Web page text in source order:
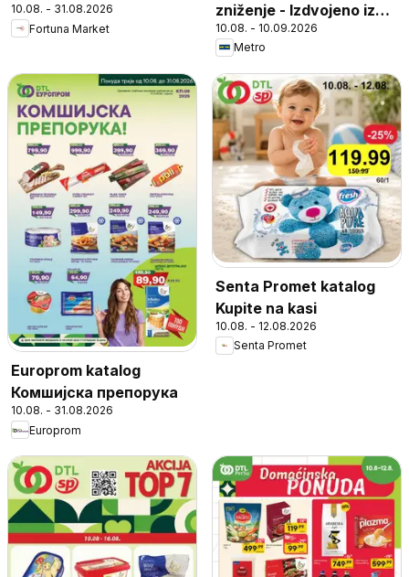
10.08. - 31.08.2026
Fortuna Market
zniženje - Izdvojeno iz
ponude
10.08. - 10.09.2026
Metro
Europrom katalog
Комшијска препорука
10.08. - 31.08.2026
Europrom
Senta Promet katalog
Kupite na kasi
10.08. - 12.08.2026
Senta Promet